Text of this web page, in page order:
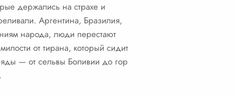
держались на страхе и
Аргентина, Бразилия,
народа, люди перестают
от тирана, который сидит
— от сельвы Боливии до гор